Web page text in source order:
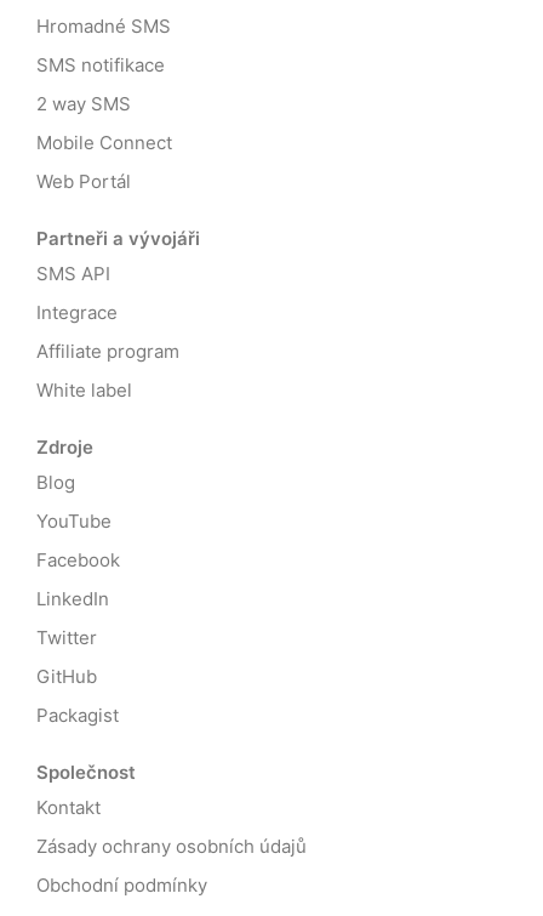
Hromadné SMS
SMS notifikace
2 way SMS
Mobile Connect
Web Portál
Partneři a vývojáři
SMS API
Integrace
Affiliate program
White label
Zdroje
Blog
YouTube
Facebook
LinkedIn
Twitter
GitHub
Packagist
Společnost
Kontakt
Zásady ochrany osobních údajů
Obchodní podmínky